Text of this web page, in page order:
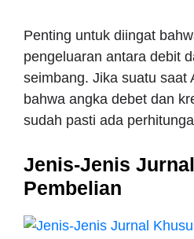
Penting untuk diingat
pengeluaran antara debit
seimbang. Jika suatu saat
bahwa angka debet dan
sudah pasti ada
Jenis-Jenis
Pembelian